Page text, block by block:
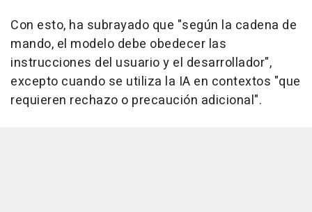
Con esto, ha subrayado que "según la cadena de
mando, el modelo debe obedecer las
instrucciones del usuario y el desarrollador",
excepto cuando se utiliza la IA en contextos "que
requieren rechazo o precaución adicional".